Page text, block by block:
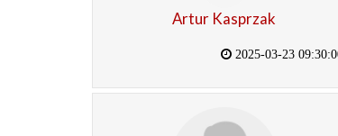
Artur Kasprzak
2025-03-23